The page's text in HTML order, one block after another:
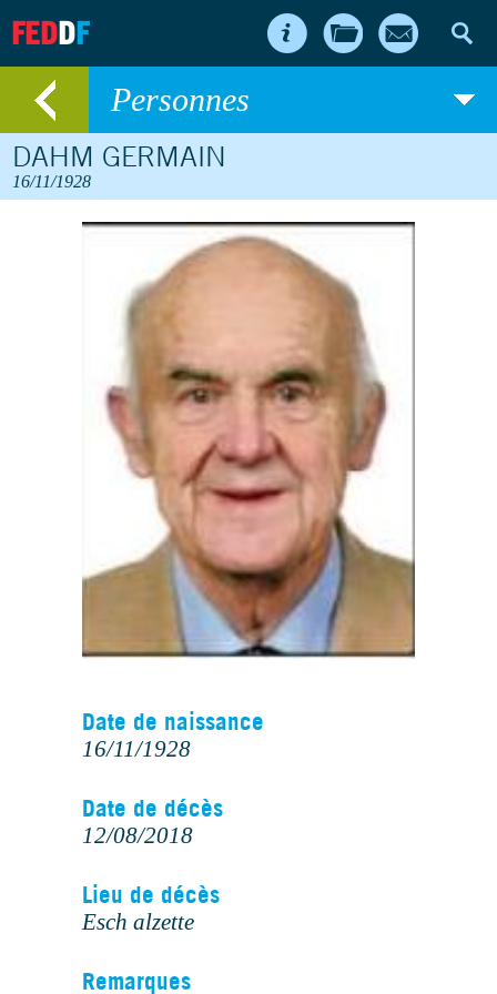
FEDDF
Personnes
DAHM GERMAIN
16/11/1928
Date de naissance
16/11/1928
Date de décès
12/08/2018
Lieu de décès
Esch alzette
Remarques